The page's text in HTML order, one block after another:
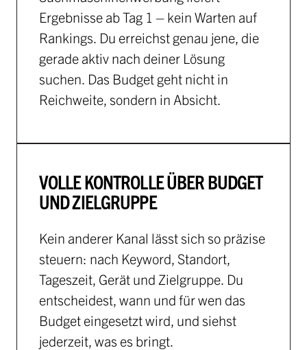
Ergebnisse ab Tag 1 – kein Warten auf
Rankings. Du erreichst genau jene, die
gerade aktiv nach deiner Lösung
suchen. Das Budget geht nicht in
Reichweite, sondern in Absicht.
VOLLE KONTROLLE ÜBER BUDGET
UND ZIELGRUPPE
Kein anderer Kanal lässt sich so präzise
steuern: nach Keyword, Standort,
Tageszeit, Gerät und Zielgruppe. Du
entscheidest, wann und für wen das
Budget eingesetzt wird, und siehst
jederzeit, was es bringt.